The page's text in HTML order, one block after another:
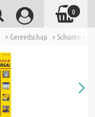
> Gereedschap > Schuren en
0